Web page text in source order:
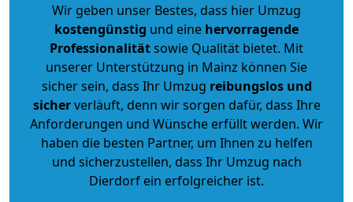
Wir geben unser Bestes, dass hier Umzug
kostengünstig und eine hervorragende
Professionalitätsowie Qualität bietet. Mit
unserer Unterstützung in Mainz können Sie
sicher sein, dass Ihr Umzug reibungslos und
sicherverläuft, denn wir sorgen dafür, dass Ihre
Anforderungen und Wünsche erfüllt werden. Wir
haben die besten Partner, um Ihnen zu helfen
und sicherzustellen, dass Ihr Umzug nach
Dierdorf ein erfolgreicher ist.